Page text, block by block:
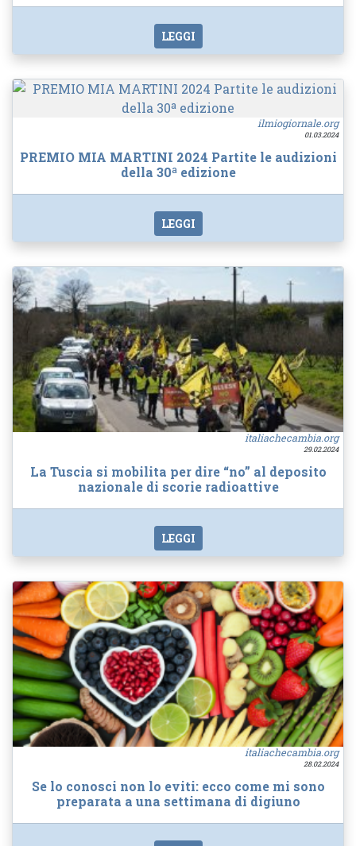
LEGGI
ilmiogiornale.org
01.03.2024
PREMIO MIA MARTINI 2024 Partite le audizioni
della 30ª edizione
LEGGI
italiachecambia.org
29.02.2024
La Tuscia si mobilita per dire “no” al deposito
nazionale di scorie radioattive
LEGGI
italiachecambia.org
28.02.2024
Se lo conosci non lo eviti: ecco come mi sono
preparata a una settimana di digiuno